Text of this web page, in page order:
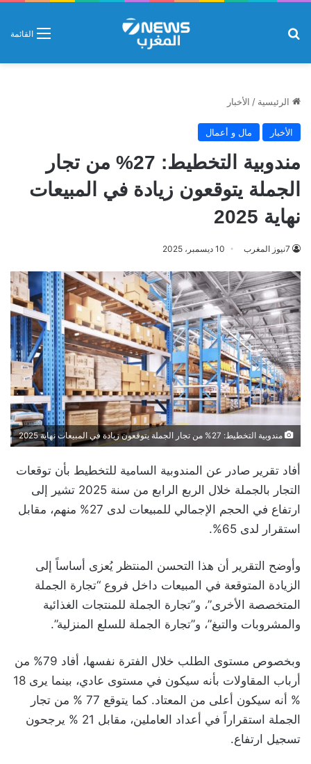
القائمة
الرئيسية / الأخبار
الأخبار مال و أعمال
مندوبية التخطيط: 27% من تجار
الجملة يتوقعون زيادة في المبيعات
نهاية 2025
7نيوز المغرب 10 ديسمبر، 2025
مندوبية التخطيط: 27% من تجار الجملة يتوقعون زيادة في المبيعات نهاية 2025
أفاد تقرير صادر عن المندوبية السامية للتخطيط بأن توقعات
التجار بالجملة خلال الربع الرابع من سنة 2025 تشير إلى
ارتفاع في الحجم الإجمالي للمبيعات لدى 27% منهم، مقابل
استقرار لدى 65%.
وأوضح التقرير أن هذا التحسن المنتظر يُعزى أساساً إلى
الزيادة المتوقعة في المبيعات داخل فروع “تجارة الجملة
المتخصصة الأخرى”، و”تجارة الجملة للمنتجات الغذائية
والمشروبات والتبغ”، و”تجارة الجملة للسلع المنزلية”.
وبخصوص مستوى الطلب خلال الفترة نفسها، أفاد 79% من
أرباب المقاولات بأنه سيكون في مستوى عادي، بينما يرى 18
% أنه سيكون أعلى من المعتاد. كما يتوقع 77 % من تجار
الجملة استقراراً في أعداد العاملين، مقابل 21 % يرجحون
تسجيل ارتفاع.